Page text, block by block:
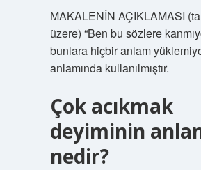
MAKALENİN AÇIKLAMASI
üzere) “Ben bu sözlere
bunlara hiçbir anlam
anlamında kullanılmıştır.
Çok acıkmak
deyiminin
nedir?